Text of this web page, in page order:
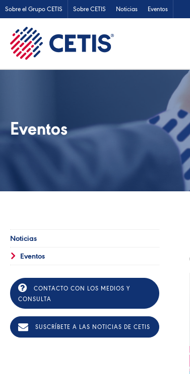
Sobre el Grupo CETIS Sobre CETIS Noticias Eventos
Eventos
Noticias
Eventos
CONTACTO CON LOS MEDIOS Y
CONSULTA
SUSCRÍBETE A LAS NOTICIAS DE CETIS